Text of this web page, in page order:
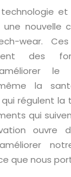
technologie
nouvelle
wear. Ces
des
le
la
régulent la
qui
ouvre
que nous